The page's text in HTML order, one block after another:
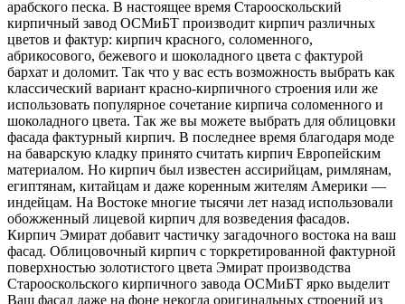
арабского песка. В настоящее время Старооскольский
кирпичный завод ОСМиБТ производит кирпич различных
цветов и фактур: кирпич красного, соломенного,
абрикосового, бежевого и шоколадного цвета с фактурой
бархат и доломит. Так что у вас есть возможность выбрать как
классический вариант красно-кирпичного строения или же
использовать популярное сочетание кирпича соломенного и
шоколадного цвета. Так же вы можете выбрать для облицовки
фасада фактурный кирпич. В последнее время благодаря моде
на баварскую кладку принято считать кирпич Европейским
материалом. Но кирпич был известен ассирийцам, римлянам,
египтянам, китайцам и даже коренным жителям Америки —
индейцам. На Востоке многие тысячи лет назад использовали
обожженный лицевой кирпич для возведения фасадов.
Кирпич Эмират добавит частичку загадочного востока на ваш
фасад. Облицовочный кирпич с торкретированной фактурной
поверхностью золотистого цвета Эмират производства
Старооскольского кирпичного завода ОСМиБТ ярко выделит
Ваш фасад даже на фоне некогда оригинальных строений из